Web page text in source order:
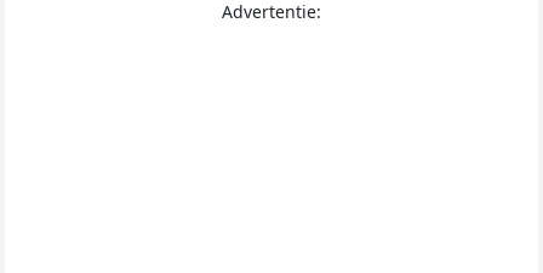
Advertentie: